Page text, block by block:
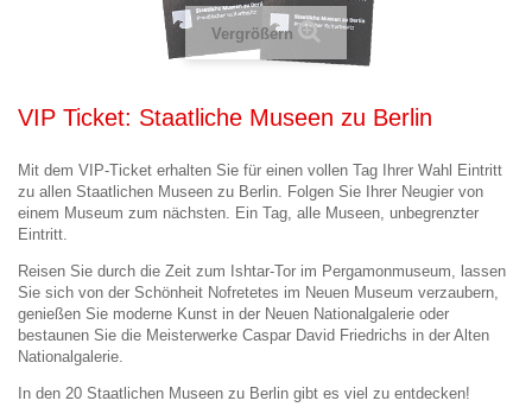
Vergrößern
VIP Ticket: Staatliche Museen zu Berlin
Mit dem VIP-Ticket erhalten Sie für einen vollen Tag Ihrer Wahl Eintritt
zu allen Staatlichen Museen zu Berlin. Folgen Sie Ihrer Neugier von
einem Museum zum nächsten. Ein Tag, alle Museen, unbegrenzter
Eintritt.
Reisen Sie durch die Zeit zum Ishtar-Tor im Pergamonmuseum, lassen
Sie sich von der Schönheit Nofretetes im Neuen Museum verzaubern,
genießen Sie moderne Kunst in der Neuen Nationalgalerie oder
bestaunen Sie die Meisterwerke Caspar David Friedrichs in der Alten
Nationalgalerie.
In den 20 Staatlichen Museen zu Berlin gibt es viel zu entdecken!